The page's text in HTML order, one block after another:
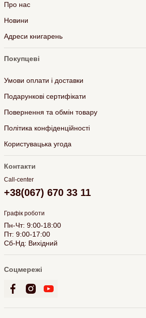
Про нас
Новини
Адреси книгарень
Покупцеві
Умови оплати і доставки
Подарункові сертифікати
Повернення та обмін товару
Політика конфіденційності
Користувацька угода
Контакти
Call-center
+38(067) 670 33 11
Графік роботи
Пн-Чт: 9:00-18:00
Пт: 9:00-17:00
Сб-Нд: Вихідний
Соцмережі